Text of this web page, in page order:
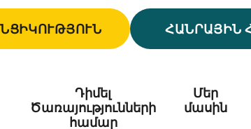
ՀԱՆՐԱՅԻՆ
Դիմել
Ծառայությունների
համար
Մեր
մասին